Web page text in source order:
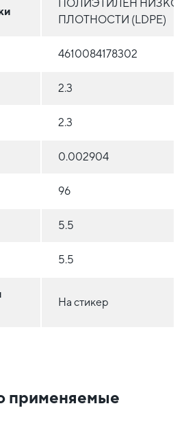
ПОЛИЭТИЛЕН
ПЛОТНОСТИ (LDPE)
4610084178302
2.3
2.3
0.002904
96
5.5
5.5
На стикер
применяемые